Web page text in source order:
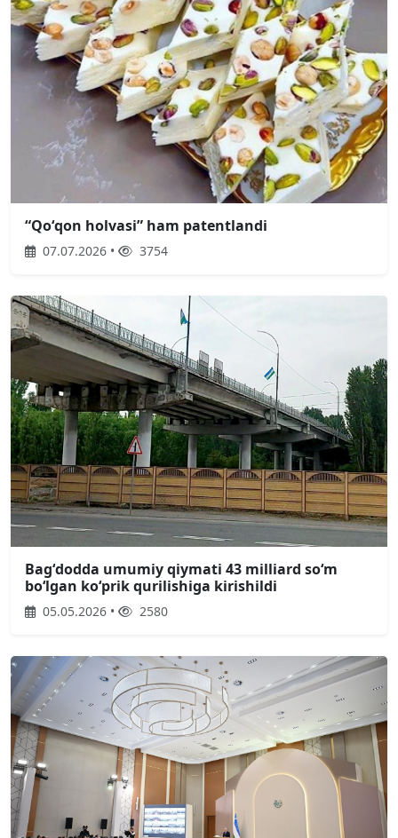
“Qoʻqon holvasi” ham patentlandi
07.07.2026 • 3754
Bagʻdodda umumiy qiymati 43 milliard soʻm
boʻlgan koʻprik qurilishiga kirishildi
05.05.2026 • 2580